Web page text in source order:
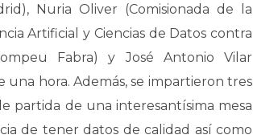
Nuria Oliver (Comisionada de la
Artificial y Ciencias de Datos contra
Fabra) y José Antonio Vilar
hora. Además, se impartieron tres
partida de una interesantísima mesa
de tener datos de calidad así como